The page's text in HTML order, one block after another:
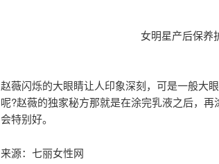
女明星产后保养
赵薇闪烁的大眼睛让人印象深刻，可是一般大
呢?赵薇的独家秘方那就是在涂完乳液之后，
会特别好。
来源：七丽女性网